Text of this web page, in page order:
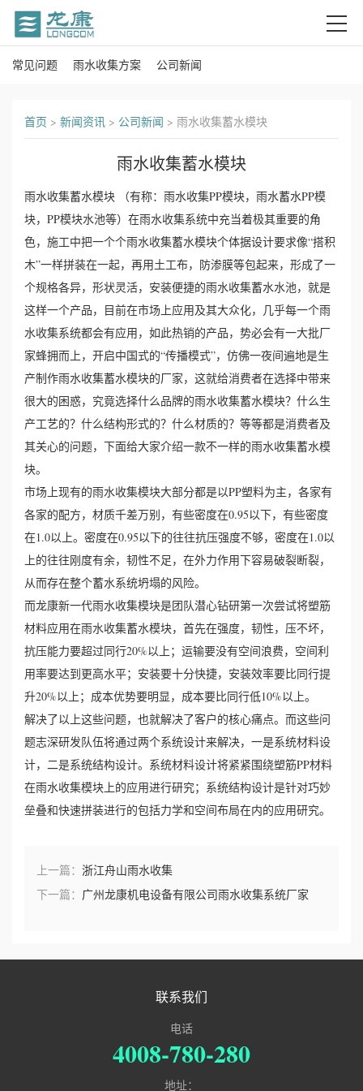
首
关
我
产
心
工
程
例
资
荣
誉
常见问题 雨水收集方案 公司新闻
首页 > 新闻资讯 > 公司新闻 > 雨水收集蓄水模块
雨水收集蓄水模块
雨水收集蓄水模块 （有称：雨水收集PP模块，雨水蓄水PP模
块，PP模块水池等）在雨水收集系统中充当着极其重要的角
色，施工中把一个个雨水收集蓄水模块个体据设计要求像“搭积
木”一样拼装在一起，再用土工布，防渗膜等包起来，形成了一
个规格各异，形状灵活，安装便捷的雨水收集蓄水水池，就是
这样一个产品，目前在市场上应用及其大众化，几乎每一个雨
水收集系统都会有应用，如此热销的产品，势必会有一大批厂
家蜂拥而上，开启中国式的“传播模式”，仿佛一夜间遍地是生
产制作雨水收集蓄水模块的厂家，这就给消费者在选择中带来
很大的困惑，究竟选择什么品牌的雨水收集蓄水模块？什么生
产工艺的？什么结构形式的？什么材质的？等等都是消费者及
其关心的问题，下面给大家介绍一款不一样的雨水收集蓄水模
块。
市场上现有的雨水收集模块大部分都是以PP塑料为主，各家有
各家的配方，材质千差万别，有些密度在0.95以下，有些密度
在1.0以上。密度在0.95以下的往往抗压强度不够，密度在1.0以
上的往往刚度有余，韧性不足，在外力作用下容易破裂断裂，
从而存在整个蓄水系统坍塌的风险。
而龙康新一代雨水收集模块是团队潜心钻研第一次尝试将塑筋
材料应用在雨水收集蓄水模块，首先在强度，韧性，压不坏，
抗压能力要超过同行20%以上；运输要没有空间浪费，空间利
用率要达到更高水平；安装要十分快捷，安装效率要比同行提
升20%以上；成本优势要明显，成本要比同行低10%以上。
解决了以上这些问题，也就解决了客户的核心痛点。而这些问
题志深研发队伍将通过两个系统设计来解决，一是系统材料设
计，二是系统结构设计。系统材料设计将紧紧围绕塑筋PP材料
在雨水收集模块上的应用进行研究；系统结构设计是针对巧妙
垒叠和快速拼装进行的包括力学和空间布局在内的应用研究。
上一篇： 浙江舟山雨水收集
下一篇： 广州龙康机电设备有限公司雨水收集系统厂家
联系我们
电话
4008-780-280
地址：